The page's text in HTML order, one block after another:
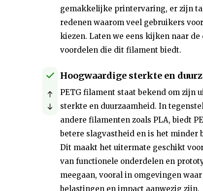
gemakkelijke printervaring, er zijn
redenen waarom veel gebruikers
kiezen. Laten we eens kijken naar de
voordelen die dit filament biedt.
Hoogwaardige sterkte en
PETG filament staat bekend om zijn
sterkte en duurzaamheid. In
andere filamenten zoals PLA, biedt
betere slagvastheid en is het minder
Dit maakt het uitermate geschikt
van functionele onderdelen en
meegaan, vooral in omgevingen
belastingen en impact aanwezig zijn.